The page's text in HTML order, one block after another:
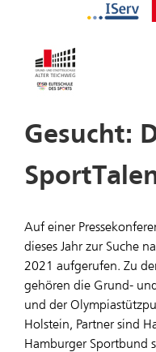
springen
Gesucht:
Auf einer
dieses Jahr zur Suche
2021 aufgerufen. Zu
gehören die Grund-
und der
Holstein, Partner sind
Hamburger Sportbund